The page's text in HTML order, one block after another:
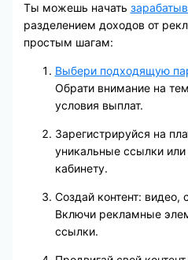
Ты можешь начать
разделением доходов от
простым шагам:
Выбери подходящую
Обрати внимание на
условия выплат.
Зарегистрируйся на
уникальные ссылки
кабинету.
Создай контент: видео,
Включи рекламные
ссылки.